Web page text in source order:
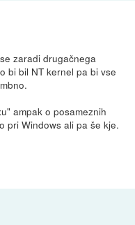
zaradi drugačnega
bi bil NT kernel pa bi vse
ampak o posameznih
pri Windows ali pa še kje.